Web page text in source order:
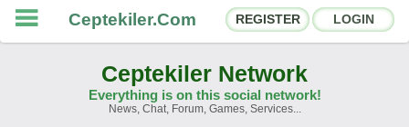
Ceptekiler.Com REGISTER LOGIN
Ceptekiler Network
Everything is on this social network!
News, Chat, Forum, Games, Services...